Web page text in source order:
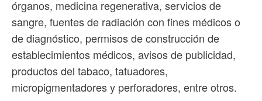
órganos, medicina regenerativa, servicios de
sangre, fuentes de radiación con fines médicos o
de diagnóstico, permisos de construcción de
establecimientos médicos, avisos de publicidad,
productos del tabaco, tatuadores,
micropigmentadores y perforadores, entre otros.